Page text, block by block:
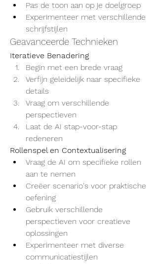
Pas de toon aan op je doelgroep
Experimenteer met verschillende
schrijfstijlen
Geavanceerde Technieken
Iteratieve Benadering
Begin met een brede vraag
Verfijn geleidelijk naar specifieke
details
Vraag om verschillende
perspectieven
Laat de AI stap-voor-stap
redeneren
Rollenspel en Contextualisering
Vraag de AI om specifieke rollen
aan te nemen
Creëer scenario's voor praktische
oefening
Gebruik verschillende
perspectieven voor creatieve
oplossingen
Experimenteer met diverse
communicatiestijlen